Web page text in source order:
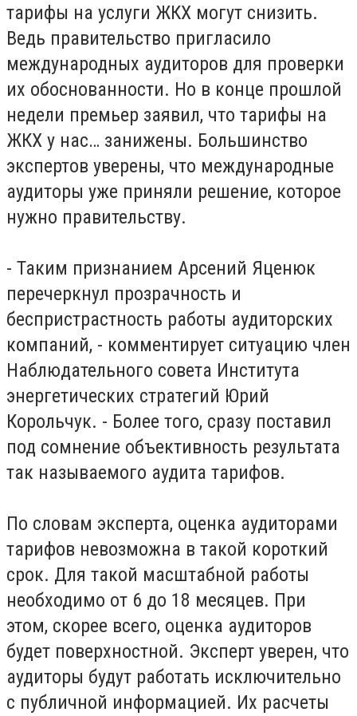
тарифы на услуги ЖКХ могут снизить.
Ведь правительство пригласило
международных аудиторов для проверки
их обоснованности. Но в конце прошлой
недели премьер заявил, что тарифы на
ЖКХ у нас… занижены. Большинство
экспертов уверены, что международные
аудиторы уже приняли решение, которое
нужно правительству.
- Таким признанием Арсений Яценюк
перечеркнул прозрачность и
беспристрастность работы аудиторских
компаний, - комментирует ситуацию член
Наблюдательного совета Института
энергетических стратегий Юрий
Корольчук. - Более того, сразу поставил
под сомнение объективность результата
так называемого аудита тарифов.
По словам эксперта, оценка аудиторами
тарифов невозможна в такой короткий
срок. Для такой масштабной работы
необходимо от 6 до 18 месяцев. При
этом, скорее всего, оценка аудиторов
будет поверхностной. Эксперт уверен, что
аудиторы будут работать исключительно
с публичной информацией. Их расчеты